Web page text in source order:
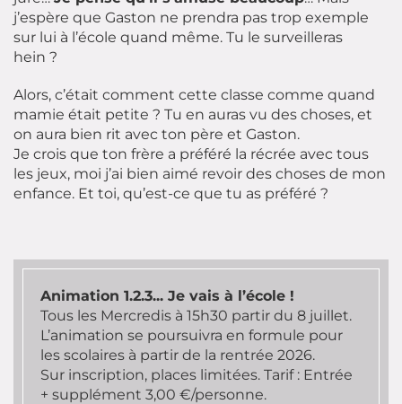
j’espère que Gaston ne prendra pas trop exemple
sur lui à l’école quand même. Tu le surveilleras
hein ?
Alors, c’était comment cette classe comme quand
mamie était petite ? Tu en auras vu des choses, et
on aura bien rit avec ton père et Gaston.
Je crois que ton frère a préféré la récrée avec tous
les jeux, moi j’ai bien aimé revoir des choses de mon
enfance. Et toi, qu’est-ce que tu as préféré ?
Animation 1.2.3... Je vais à l’école !
Tous les Mercredis à 15h30 partir du 8 juillet.
L’animation se poursuivra en formule pour
les scolaires à partir de la rentrée 2026.
Sur inscription, places limitées. Tarif : Entrée
+ supplément 3,00 €/personne.